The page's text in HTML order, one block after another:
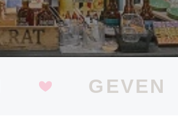
GEVEN